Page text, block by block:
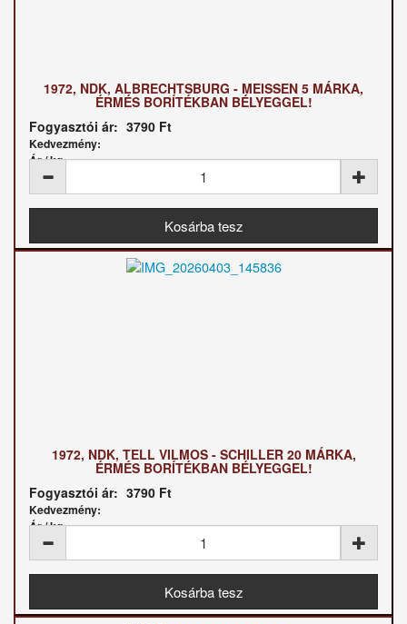
1972, NDK, ALBRECHTSBURG - MEISSEN 5 MÁRKA,
ÉRMÉS BORÍTÉKBAN BÉLYEGGEL!
Fogyasztói ár: 3790 Ft
Kedvezmény:
Ár / kg:
1972, NDK, TELL VILMOS - SCHILLER 20 MÁRKA,
ÉRMÉS BORÍTÉKBAN BÉLYEGGEL!
Fogyasztói ár: 3790 Ft
Kedvezmény:
Ár / kg: